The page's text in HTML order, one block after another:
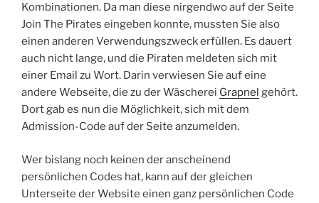
Kombinationen. Da man diese nirgendwo auf der Seite
Join The Pirates eingeben konnte, mussten Sie also
einen anderen Verwendungszweck erfüllen. Es dauert
auch nicht lange, und die Piraten meldeten sich mit
einer Email zu Wort. Darin verwiesen Sie auf eine
andere Webseite, die zu der Wäscherei Grapnel gehört.
Dort gab es nun die Möglichkeit, sich mit dem
Admission-Code auf der Seite anzumelden.
Wer bislang noch keinen der anscheinend
persönlichen Codes hat, kann auf der gleichen
Unterseite der Website einen ganz persönlichen Code